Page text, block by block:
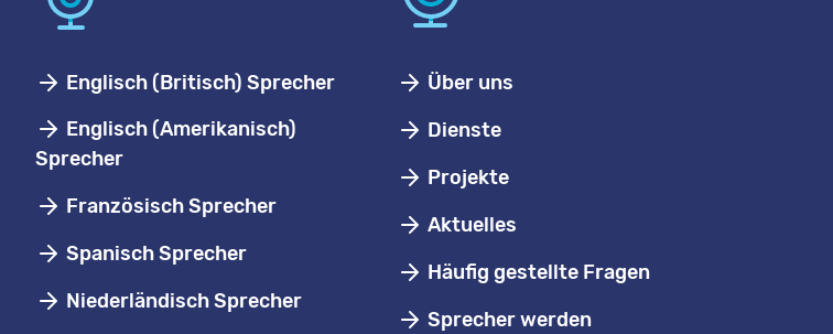
Englisch (Britisch) Sprecher
Englisch (Amerikanisch)
Sprecher
Französisch Sprecher
Spanisch Sprecher
Niederländisch Sprecher
Über uns
Dienste
Projekte
Aktuelles
Häufig gestellte Fragen
Sprecher werden